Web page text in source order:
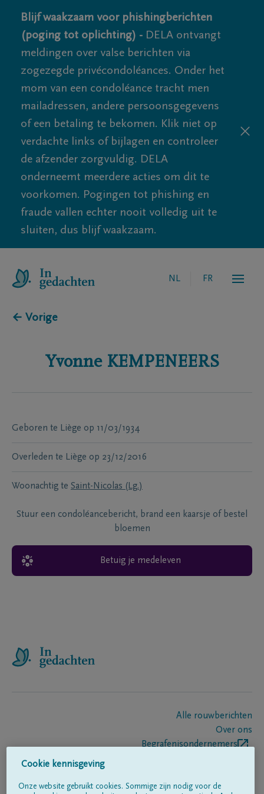
Blijf waakzaam voor phishingberichten
(poging tot oplichting) - DELA ontvangt
meldingen over valse berichten via
zogezegde privécondoléances. Onder het
mom van een condoléance tracht men
mailadressen, andere persoonsgegevens
of een betaling te bekomen. Klik niet op
verdachte links of bijlagen en controleer
de afzender zorgvuldig. DELA
onderneemt meerdere acties om dit te
voorkomen. Pogingen tot phishing en
fraude vallen echter nooit volledig uit te
sluiten, dus blijf waakzaam.
NL FR
← Vorige
Yvonne KEMPENEERS
Geboren te Liège op 11/03/1934
Overleden te Liège op 23/12/2016
Woonachtig te Saint-Nicolas (Lg.)
Stuur een condoléancebericht, brand een kaarsje of bestel
bloemen
Betuig je medeleven
Alle rouwberichten
Over ons
Begrafenisondernemers
Cookie kennisgeving
Onze website gebruikt cookies. Sommige zijn nodig voor de